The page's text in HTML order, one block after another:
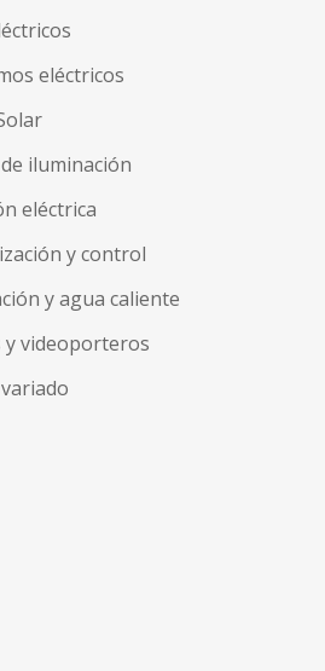
eléctricos
iluminación
eléctrica
y control
y agua caliente
videoporteros